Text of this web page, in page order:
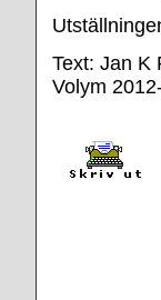
Text: Jan K
Volym